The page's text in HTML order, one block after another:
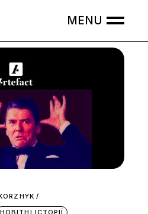
НОВІТНІ ІСТОРІЇ